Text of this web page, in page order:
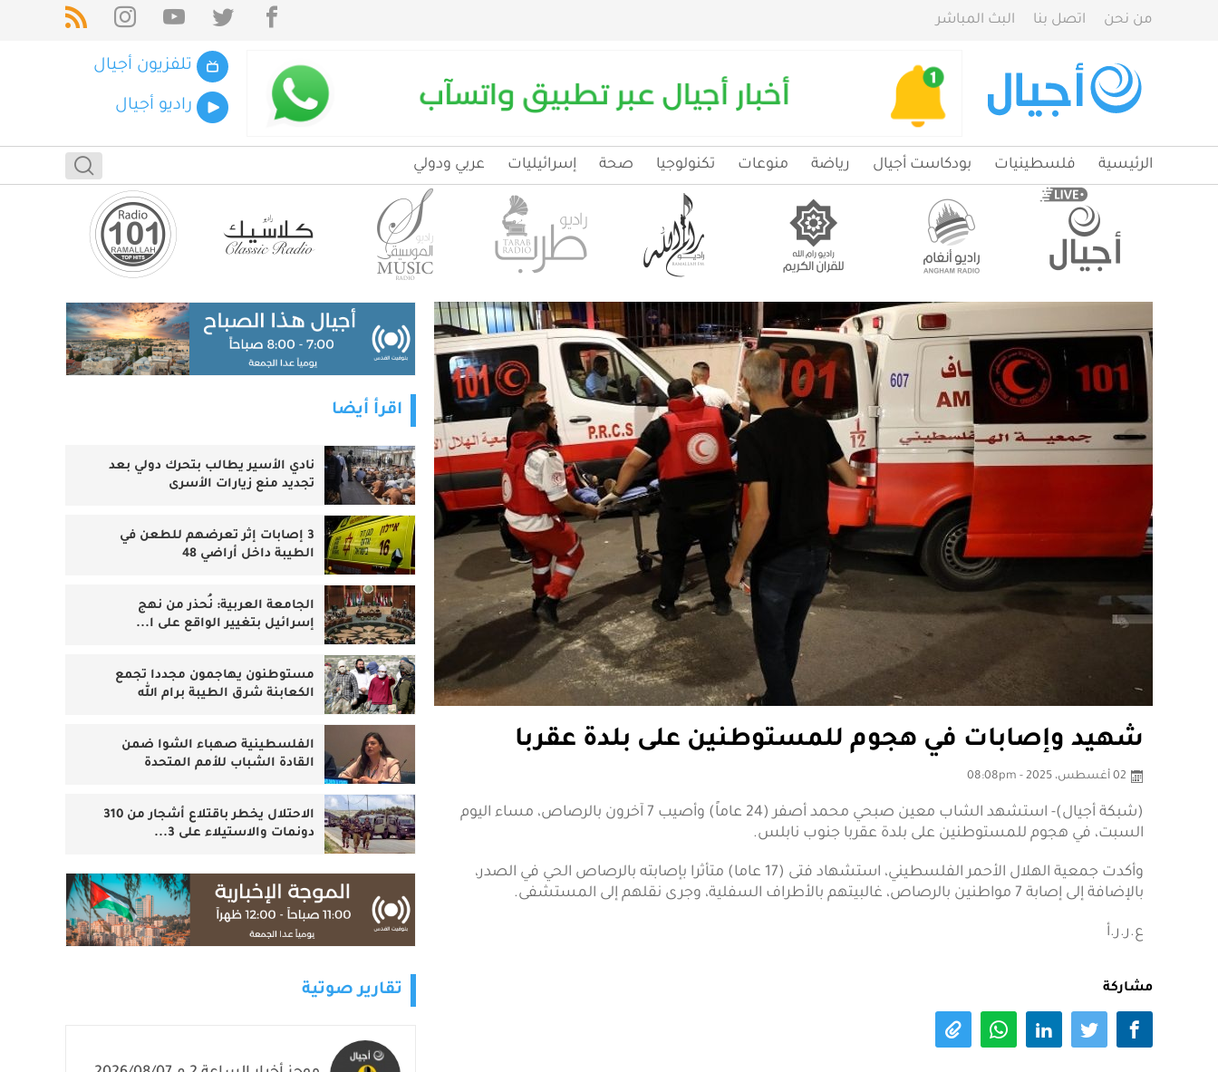
من نحن اتصل بنا البث المباشر
تلفزيون أجيال
راديو أجيال
الرئيسية فلسطينيات بودكاست أجيال رياضة منوعات تكنولوجيا صحة إسرائيليات عربي ودولي
شهيد وإصابات في هجوم للمستوطنين على بلدة عقربا
02 أغسطس، 2025 - 08:08pm
(شبكة أجيال)- استشهد الشاب معين صبحي محمد أصفر (24 عاماً) وأصيب 7 آخرون بالرصاص، مساء اليوم
السبت، في هجوم للمستوطنين على بلدة عقربا جنوب نابلس.
وأكدت جمعية الهلال الأحمر الفلسطيني، استشهاد فتى (17 عاما) متأثرا بإصابته بالرصاص الحي في الصدر،
بالإضافة إلى إصابة 7 مواطنين بالرصاص، غالبيتهم بالأطراف السفلية، وجرى نقلهم إلى المستشفى.
ع.ر.ر.أ
مشاركة
اقرأ أيضا
نادي الأسير يطالب بتحرك دولي بعد
تجديد منع زيارات الأسرى
3 إصابات إثر تعرضهم للطعن في
الطيبة داخل أراضي 48
الجامعة العربية: نُحذر من نهج
إسرائيل بتغيير الواقع على ا...
مستوطنون يهاجمون مجددا تجمع
الكعابنة شرق الطيبة برام الله
الفلسطينية صهباء الشوا ضمن
القادة الشباب للأمم المتحدة
الاحتلال يخطر باقتلاع أشجار من 310
دونمات والاستيلاء على 3...
تقارير صوتية